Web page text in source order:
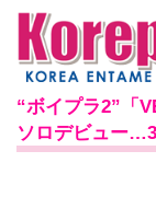
“ボイプラ2”「
ソロデビュー